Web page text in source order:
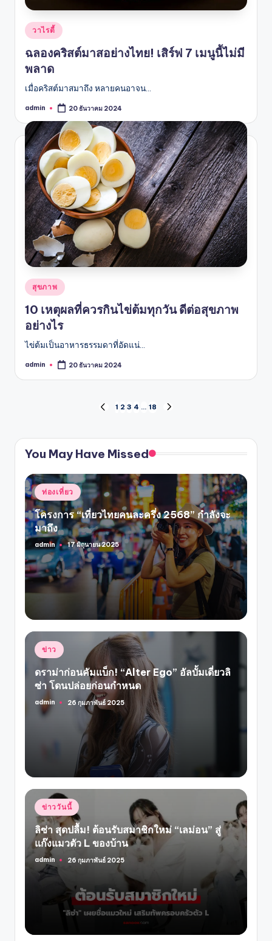
Posted
in
วาไรตี้
ฉลองคริสต์มาสอย่างไทย! เสิร์ฟ 7 เมนูนี้ไม่มี
พลาด
เมื่อคริสต์มาสมาถึง หลายคนอาจน…
Posted
admin 20 ธันวาคม 2024
Posted
in
สุขภาพ
10 เหตุผลที่ควรกินไข่ต้มทุกวัน ดีต่อสุขภาพ
อย่างไร
ไข่ต้มเป็นอาหารธรรมดาที่อัดแน่…
Posted
admin 20 ธันวาคม 2024
เรื่อง
PREVIOUS
1 2 3 4 … 18
You May Have Missed
Posted
in
ท่องเที่ยว
โครงการ “เที่ยวไทยคนละครึ่ง 2568” กำลังจะ
มาถึง
Posted
by
admin 17 มิถุนายน 2025
Posted
in
ข่าว
ดราม่าก่อนคัมแบ็ก! “Alter Ego” อัลบั้มเดี่ยวลิ
ซ่า โดนปล่อยก่อนกำหนด
Posted
by
admin 26 กุมภาพันธ์ 2025
Posted
in
ข่าววันนี้
ลิซ่า สุดปลื้ม! ต้อนรับสมาชิกใหม่ “เลม่อน” สู่
แก๊งแมวตัว L ของบ้าน
Posted
by
admin 26 กุมภาพันธ์ 2025